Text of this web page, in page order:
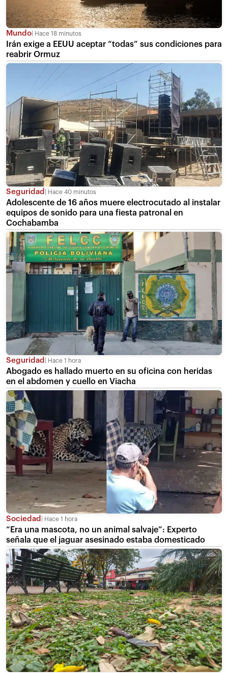
Mundo Hace 18 minutos
Irán exige a EEUU aceptar “todas” sus condiciones para
reabrir Ormuz
Seguridad Hace 40 minutos
Adolescente de 16 años muere electrocutado al instalar
equipos de sonido para una fiesta patronal en
Cochabamba
Seguridad Hace 1 hora
Abogado es hallado muerto en su oficina con heridas
en el abdomen y cuello en Viacha
Sociedad Hace 1 hora
“Era una mascota, no un animal salvaje”: Experto
señala que el jaguar asesinado estaba domesticado